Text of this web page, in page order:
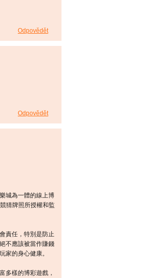
Odpovědět
Odpovědět
城為一體的線上博
猜牌照所授權和監
責任，特別是防止
不應該被當作賺錢
家的身心健康。
多樣的博彩遊戲，